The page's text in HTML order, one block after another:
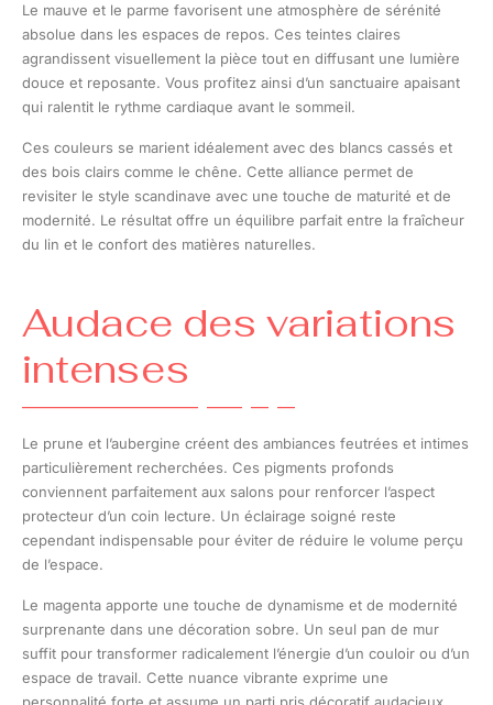
Le mauve et le parme favorisent une atmosphère de sérénité
absolue dans les espaces de repos. Ces teintes claires
agrandissent visuellement la pièce tout en diffusant une lumière
douce et reposante. Vous profitez ainsi d’un sanctuaire apaisant
qui ralentit le rythme cardiaque avant le sommeil.
Ces couleurs se marient idéalement avec des blancs cassés et
des bois clairs comme le chêne. Cette alliance permet de
revisiter le style scandinave avec une touche de maturité et de
modernité. Le résultat offre un équilibre parfait entre la fraîcheur
du lin et le confort des matières naturelles.
Audace des variations
intenses
Le prune et l’aubergine créent des ambiances feutrées et intimes
particulièrement recherchées. Ces pigments profonds
conviennent parfaitement aux salons pour renforcer l’aspect
protecteur d’un coin lecture. Un éclairage soigné reste
cependant indispensable pour éviter de réduire le volume perçu
de l’espace.
Le magenta apporte une touche de dynamisme et de modernité
surprenante dans une décoration sobre. Un seul pan de mur
suffit pour transformer radicalement l’énergie d’un couloir ou d’un
espace de travail. Cette nuance vibrante exprime une